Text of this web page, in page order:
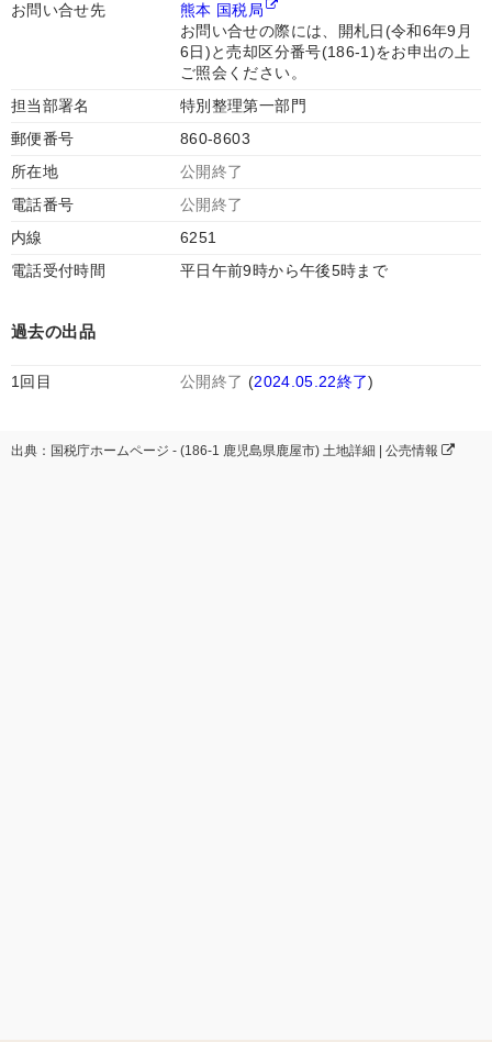
お問い合せ先
熊本 国税局
お問い合せの際には、開札日(令和6年9月
6日)と売却区分番号(186-1)をお申出の上
ご照会ください。
担当部署名
特別整理第一部門
郵便番号
860-8603
所在地
公開終了
電話番号
公開終了
内線
6251
電話受付時間
平日午前9時から午後5時まで
過去の出品
1回目 公開終了 (2024.05.22終了)
出典：国税庁ホームページ - (186-1 鹿児島県鹿屋市) 土地詳細 | 公売情報